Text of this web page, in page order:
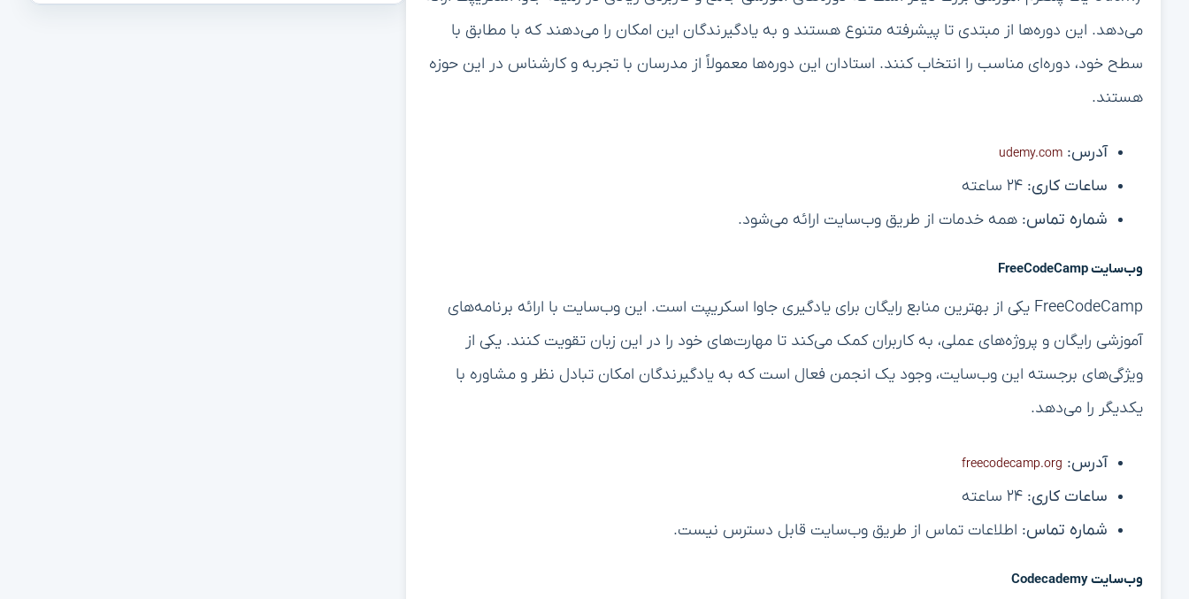
می‌دهد. این دوره‌ها از مبتدی تا پیشرفته متنوع هستند و به یادگیرندگان این امکان را می‌دهند که با مطابق با
سطح خود، دوره‌ای مناسب را انتخاب کنند. استادان این دوره‌ها معمولاً از مدرسان با تجربه و کارشناس در این حوزه
هستند.
آدرس: udemy.com
ساعات کاری: ۲۴ ساعته
شماره تماس: همه خدمات از طریق وب‌سایت ارائه می‌شود.
وب‌سایت FreeCodeCamp
FreeCodeCamp یکی از بهترین منابع رایگان برای یادگیری جاوا اسکریپت است. این وب‌سایت با ارائه برنامه‌های
آموزشی رایگان و پروژه‌های عملی، به کاربران کمک می‌کند تا مهارت‌های خود را در این زبان تقویت کنند. یکی از
ویژگی‌های برجسته این وب‌سایت، وجود یک انجمن فعال است که به یادگیرندگان امکان تبادل نظر و مشاوره با
یکدیگر را می‌دهد.
آدرس: freecodecamp.org
ساعات کاری: ۲۴ ساعته
شماره تماس: اطلاعات تماس از طریق وب‌سایت قابل دسترس نیست.
وب‌سایت Codecademy